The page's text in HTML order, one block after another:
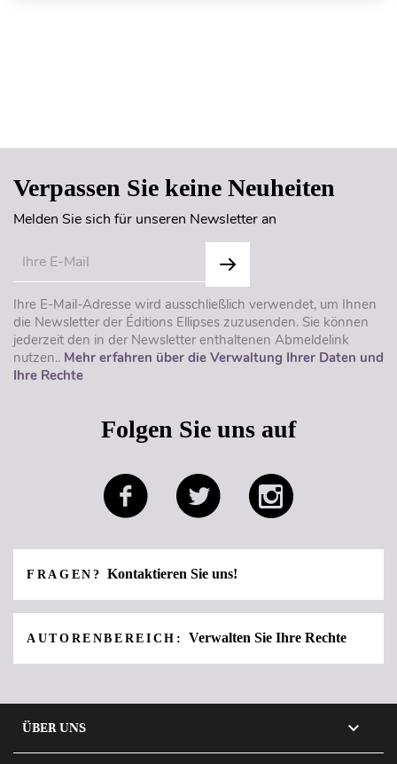
Verpassen Sie keine Neuheiten
Melden Sie sich für unseren Newsletter an
Ihre E-Mail-Adresse wird ausschließlich verwendet, um Ihnen
die Newsletter der Éditions Ellipses zuzusenden. Sie können
jederzeit den in der Newsletter enthaltenen Abmeldelink
nutzen.. Mehr erfahren über die Verwaltung Ihrer Daten und
Ihre Rechte
Folgen Sie uns auf
FRAGEN?Kontaktieren Sie uns!
AUTORENBEREICH:Verwalten Sie Ihre Rechte
ÜBER UNS 